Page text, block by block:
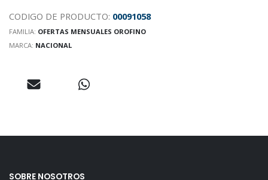
CODIGO DE PRODUCTO: 00091058
FAMILIA: OFERTAS MENSUALES OROFINO
MARCA: NACIONAL
SOBRE NOSOTROS